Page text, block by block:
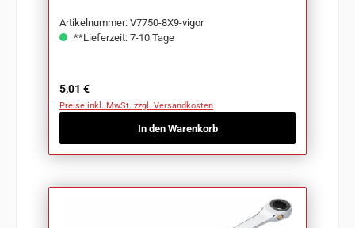
Artikelnummer: V7750-8X9-vigor
**Lieferzeit: 7-10 Tage
Regulärer Preis:
5,01 €
Preise inkl. MwSt. zzgl. Versandkosten
In den Warenkorb